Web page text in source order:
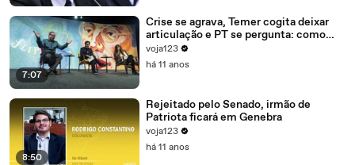
7:07
Crise se agrava, Temer cogita deixar
articulação e PT se pergunta: como
recompor o governo?
voja123
há 11 anos
8:50
Rejeitado pelo Senado, irmão de
Patriota ficará em Genebra
voja123
há 11 anos